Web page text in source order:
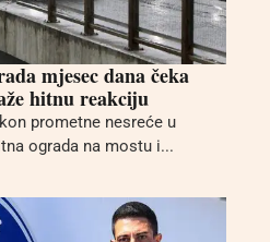
mjesec dana čeka
hitnu reakciju
prometne nesreće u
ograda na mostu i...